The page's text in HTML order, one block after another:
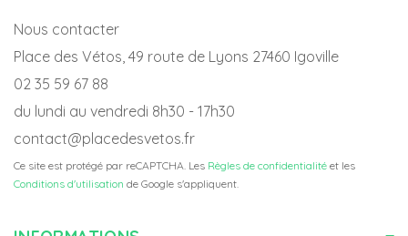
Nous contacter
Place des Vétos, 49 route de Lyons 27460 Igoville
02 35 59 67 88
du lundi au vendredi 8h30 - 17h30
contact@placedesvetos.fr
Ce site est protégé par reCAPTCHA. Les Règles de confidentialité et les
Conditions d'utilisation de Google s'appliquent.